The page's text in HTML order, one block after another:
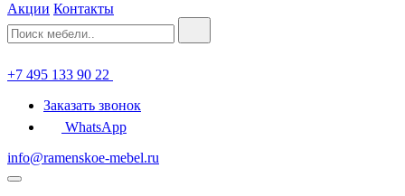
Акции Контакты
+7 495 133 90 22
Заказать звонок
WhatsApp
info@ramenskoe-mebel.ru